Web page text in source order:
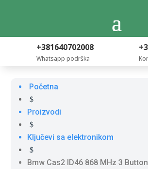
+381640702008
Whatsapp podrška
Početna
$
Proizvodi
$
Ključevi sa elektronikom
$
Bmw Cas2 ID46 868 MHz 3